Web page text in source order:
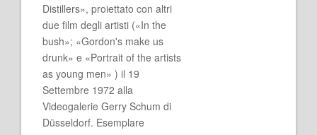
Distillers», proiettato con altri
due film degli artisti («In the
bush»; «Gordon's make us
drunk» e «Portrait of the artists
as young men» ) il 19
Settembre 1972 alla
Videogalerie Gerry Schum di
Düsseldorf. Esemplare